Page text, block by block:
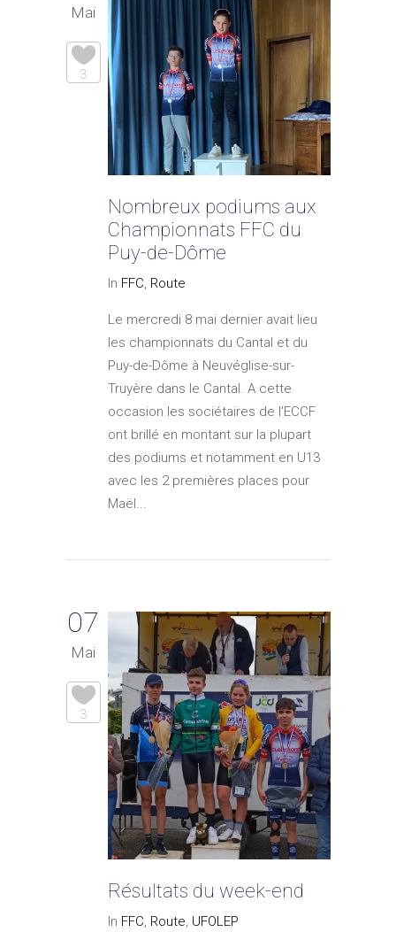
Mai
3
Nombreux podiums aux
Championnats FFC du
Puy-de-Dôme
In FFC, Route
Le mercredi 8 mai dernier avait lieu
les championnats du Cantal et du
Puy-de-Dôme à Neuvéglise-sur-
Truyère dans le Cantal. A cette
occasion les sociétaires de l'ECCF
ont brillé en montant sur la plupart
des podiums et notamment en U13
avec les 2 premières places pour
Maël...
07
Mai
3
Résultats du week-end
In FFC, Route, UFOLEP